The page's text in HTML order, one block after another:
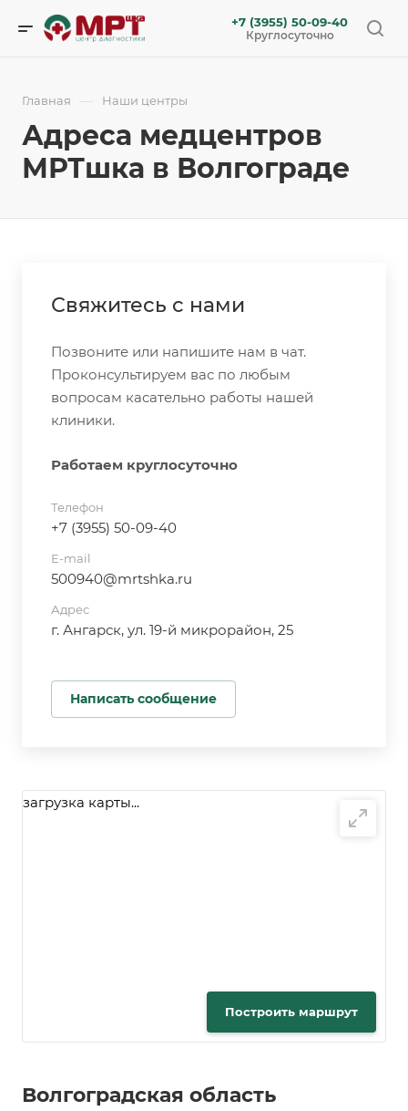
+7 (3955) 50-09-40
Круглосуточно
Главная — Наши центры
Адреса медцентров
МРТшка в Волгограде
загрузка карты...
Построить маршрут
Волгоградская область
Свяжитесь с нами
Позвоните или напишите нам в чат.
Проконсультируем вас по любым
вопросам касательно работы нашей
клиники.
Работаем круглосуточно
Телефон
+7 (3955) 50-09-40
E-mail
500940@mrtshka.ru
Адрес
г. Ангарск, ул. 19-й микрорайон, 25
Написать сообщение